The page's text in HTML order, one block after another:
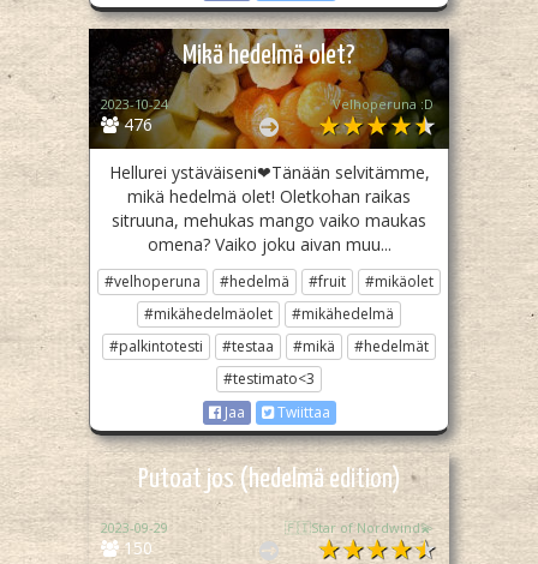
Mikä hedelmä olet?
476
2023-10-24 Velhoperuna :D
Hellurei ystäväiseni❤Tänään selvitämme,
mikä hedelmä olet! Oletkohan raikas
sitruuna, mehukas mango vaiko maukas
omena? Vaiko joku aivan muu...
#velhoperuna #hedelmä #fruit
#mikäolet
#mikähedelmäolet
#mikähedelmä
#palkintotesti
#testaa #mikä
#hedelmät
#testimato<3
Jaa
Twiittaa
Putoat jos (hedelmä edition)
150
2023-09-29 🇫🇮Star of Nordwind💫